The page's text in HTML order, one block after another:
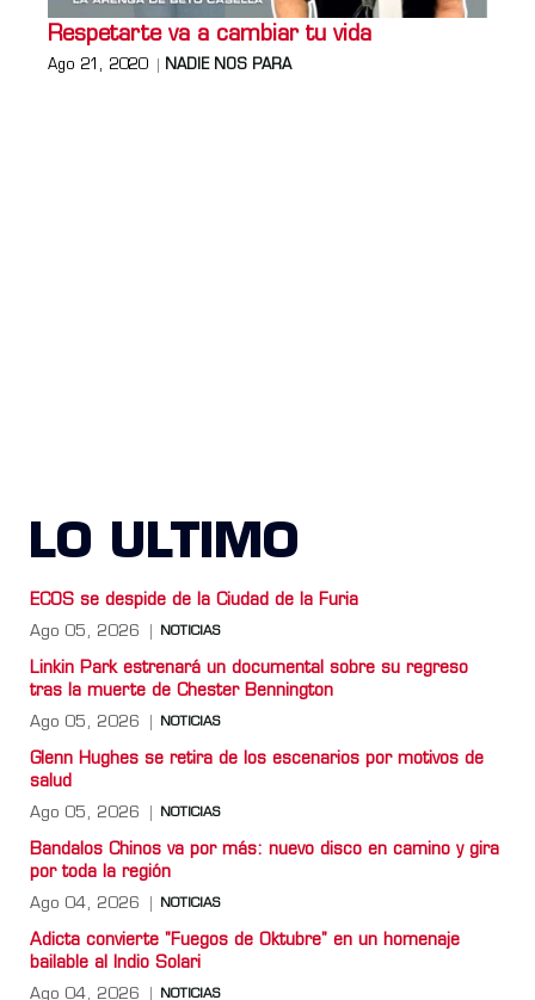
Respetarte va a cambiar tu vida
Ago 21, 2020 NADIE NOS PARA
LO ULTIMO
ECOS se despide de la Ciudad de la Furia
Ago 05, 2026 NOTICIAS
Linkin Park estrenará un documental sobre su regreso
tras la muerte de Chester Bennington
Ago 05, 2026 NOTICIAS
Glenn Hughes se retira de los escenarios por motivos de
salud
Ago 05, 2026 NOTICIAS
Bandalos Chinos va por más: nuevo disco en camino y gira
por toda la región
Ago 04, 2026 NOTICIAS
Adicta convierte "Fuegos de Oktubre" en un homenaje
bailable al Indio Solari
Ago 04, 2026 NOTICIAS